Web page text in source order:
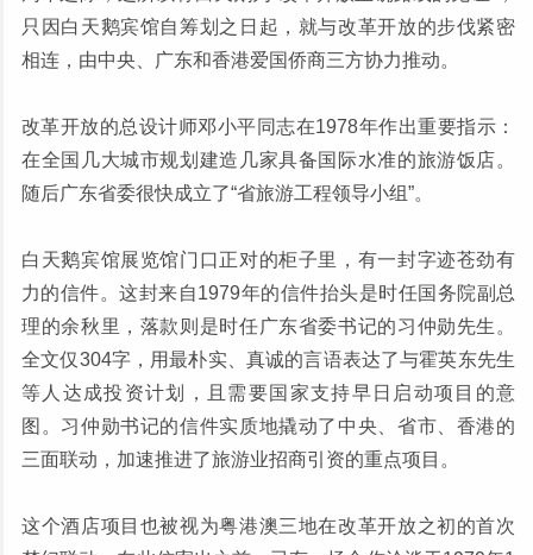
只因白天鹅宾馆自筹划之日起，就与改革开放的步伐紧密
相连，由中央、广东和香港爱国侨商三方协力推动。
改革开放的总设计师邓小平同志在1978年作出重要指示：
在全国几大城市规划建造几家具备国际水准的旅游饭店。
随后广东省委很快成立了“省旅游工程领导小组”。
白天鹅宾馆展览馆门口正对的柜子里，有一封字迹苍劲有
力的信件。这封来自1979年的信件抬头是时任国务院副总
理的余秋里，落款则是时任广东省委书记的习仲勋先生。
全文仅304字，用最朴实、真诚的言语表达了与霍英东先生
等人达成投资计划，且需要国家支持早日启动项目的意
图。习仲勋书记的信件实质地撬动了中央、省市、香港的
三面联动，加速推进了旅游业招商引资的重点项目。
这个酒店项目也被视为粤港澳三地在改革开放之初的首次